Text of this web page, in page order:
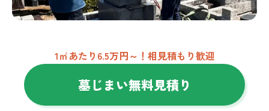
1㎡あたり6.5万円～！相見積もり歓迎
墓じまい無料見積り